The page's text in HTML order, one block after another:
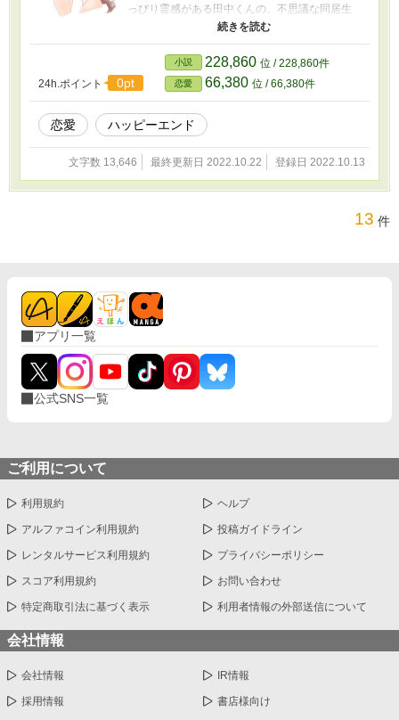
っぴり霊感がある田中くんの、不思議な同居生
活は一体どうなる？ ※別の投稿サイトからの移
行です ※若干手直ししています
24h.ポイント 0pt
小説 228,860 位 / 228,860件
恋愛 66,380 位 / 66,380件
恋愛 ハッピーエンド
文字数 13,646 最終更新日 2022.10.22 登録日 2022.10.13
13 件
アプリ一覧
公式SNS一覧
ご利用について
利用規約 ヘルプ
アルファコイン利用規約 投稿ガイドライン
レンタルサービス利用規約 プライバシーポリシー
スコア利用規約 お問い合わせ
特定商取引法に基づく表示 利用者情報の外部送信について
会社情報
会社情報 IR情報
採用情報 書店様向け